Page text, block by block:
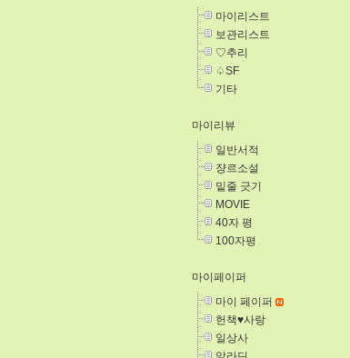
마이리스트
보관리스트
♡추리
♤SF
기타
마이리뷰
일반서적
쟝르소설
밑줄 긋기
MOVIE
40자 평
100자평
마이페이퍼
마이 페이퍼
헌책♥사랑
일상사